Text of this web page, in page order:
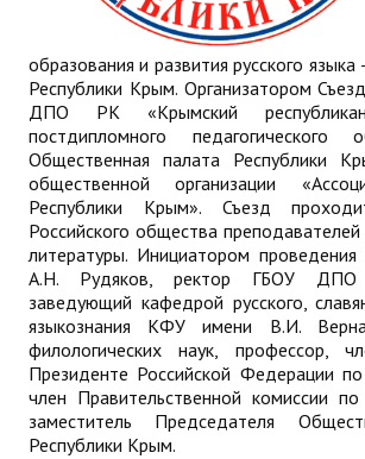
образования и развития русского языка
Республики Крым. Организатором
ДПО РК «Крымский
постдипломного педагогического
Общественная палата Республики
общественной организации
Республики Крым». Съезд
Российского общества преподавателей
литературы. Инициатором проведения
А.Н. Рудяков, ректор ГБОУ
заведующий кафедрой русского,
языкознания КФУ имени В.И.
филологических наук, профессор,
Президенте Российской Федерации по
член Правительственной комиссии по
заместитель Председателя
Республики Крым.